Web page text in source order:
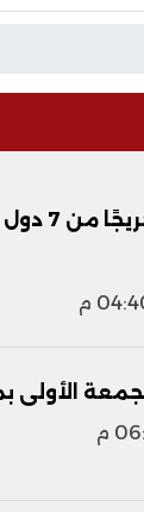
وزير
الأولى